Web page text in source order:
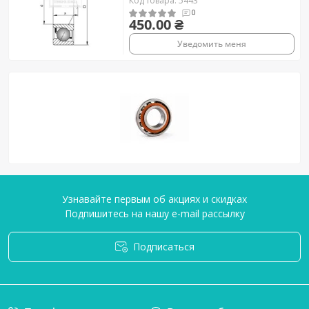
0
450.00 ₴
Уведомить меня
Узнавайте первым об акциях и скидках
Подпишитесь на нашу e-mail рассылку
Подписаться